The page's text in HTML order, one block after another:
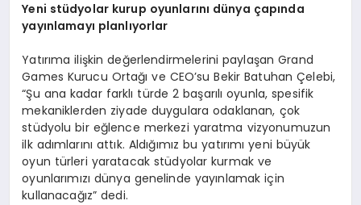
Yeni stüdyolar kurup oyunlarını dünya çapında
yayınlamayı planlıyorlar
Yatırıma ilişkin değerlendirmelerini paylaşan Grand
Games Kurucu Ortağı ve CEO’su Bekir Batuhan Çelebi,
“Şu ana kadar farklı türde 2 başarılı oyunla, spesifik
mekaniklerden ziyade duygulara odaklanan, çok
stüdyolu bir eğlence merkezi yaratma vizyonumuzun
ilk adımlarını attık. Aldığımız bu yatırımı yeni büyük
oyun türleri yaratacak stüdyolar kurmak ve
oyunlarımızı dünya genelinde yayınlamak için
kullanacağız” dedi.